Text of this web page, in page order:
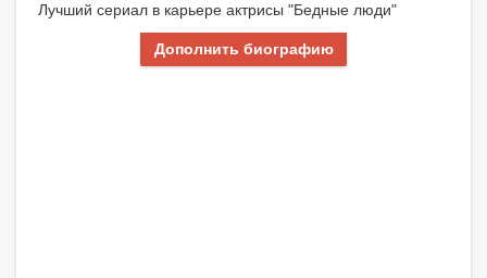
Лучший сериал в карьере актрисы "Бедные люди"
Дополнить биографию